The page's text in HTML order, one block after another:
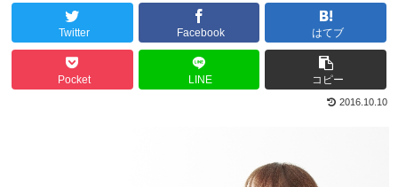
Twitter Facebook はてブ
Pocket LINE コピー
2016.10.10